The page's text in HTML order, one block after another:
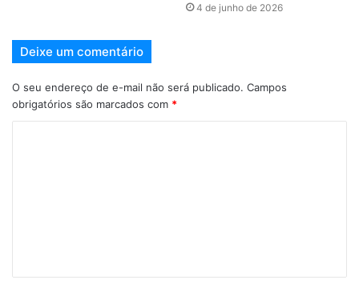
4 de junho de 2026
Deixe um comentário
O seu endereço de e-mail não será publicado. Campos
obrigatórios são marcados com *